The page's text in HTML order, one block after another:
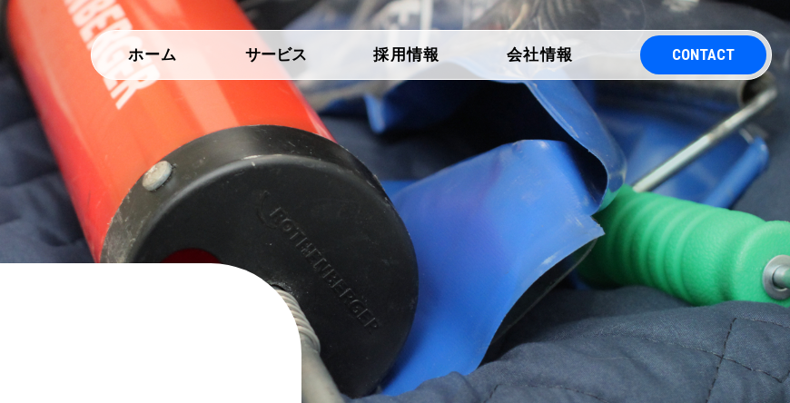
ホーム サービス 採用情報 会社情報 CONTACT